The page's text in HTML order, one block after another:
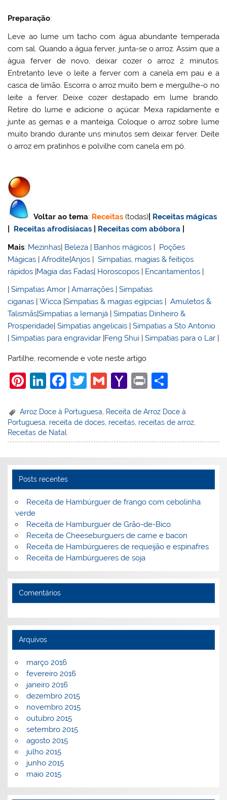
Preparação:
Leve ao lume um tacho com água abundante temperada
com sal. Quando a água ferver, junta-se o arroz. Assim que a
água ferver de novo, deixar cozer o arroz 2 minutos.
Entretanto leve o leite a ferver com a canela em pau e a
casca de limão. Escorra o arroz muito bem e mergulhe-o no
leite a ferver. Deixe cozer destapado em lume brando.
Retire do lume e adicione o açúcar. Mexa rapidamente e
junte as gemas e a manteiga. Coloque o arroz sobre lume
muito brando durante uns minutos sem deixar ferver. Deite
o arroz em pratinhos e polvilhe com canela em pó.
Voltar ao tema: Receitas (todas)
Receitas mágicas
Receitas afrodisiacas Receitas com abóbora
Mais: Mezinhas| Beleza | Banhos mágicos | Poções
Mágicas |Afrodite|Anjos |Simpatias, magias & feitiços
rápidos |Magia das Fadas| Horoscopos | Encantamentos |
|Simpatias Amor |Amarrações |Simpatias
ciganas |Wicca |Simpatias & magias egípcias |Amuletos &
Talismãs|Simpatias a Iemanjá |Simpatias Dinheiro &
Prosperidade|Simpatias angelicais |Simpatias a Sto Antonio
|Simpatias para engravidar |Feng Shui |Simpatias para o Lar |
Partilhe, recomende e vote neste artigo
Pi
er
e
st
Li
k
e
dI
F
c
e
b
o
k
T
itt
er
G
ai
l
Y
h
o
o
l
Pr
t
ar
e
Arroz Doce à Portuguesa
Receita de Arroz Doce à
Portuguesa, receita de doces, receitas, receitas de arroz,
Receitas de Natal
Posts recentes
Receita de Hambúrguer de frango com cebolinha
verde
Receita de Hamburguer de Grão-de-Bico
Receita de Cheeseburguers de carne e bacon
Receita de Hambúrgueres de requeijão e espinafres
Receita de Hambúrgueres de soja
Comentários
Arquivos
março 2016
fevereiro 2016
janeiro 2016
dezembro 2015
novembro 2015
outubro 2015
setembro 2015
agosto 2015
julho 2015
junho 2015
maio 2015